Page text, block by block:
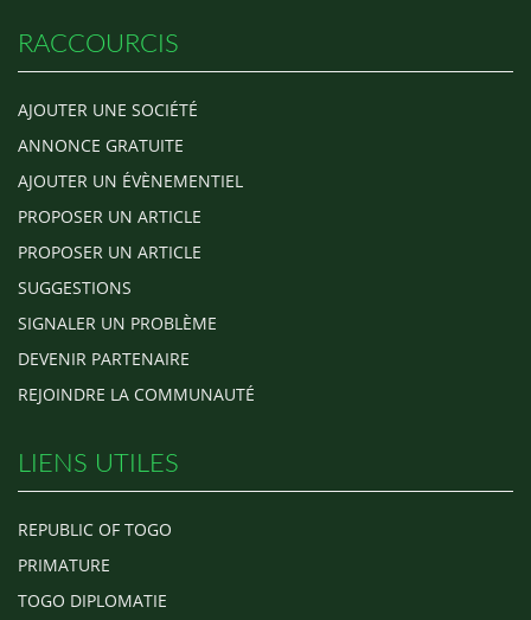
RACCOURCIS
AJOUTER UNE SOCIÉTÉ
ANNONCE GRATUITE
AJOUTER UN ÉVÈNEMENTIEL
PROPOSER UN ARTICLE
PROPOSER UN ARTICLE
SUGGESTIONS
SIGNALER UN PROBLÈME
DEVENIR PARTENAIRE
REJOINDRE LA COMMUNAUTÉ
LIENS UTILES
REPUBLIC OF TOGO
PRIMATURE
TOGO DIPLOMATIE